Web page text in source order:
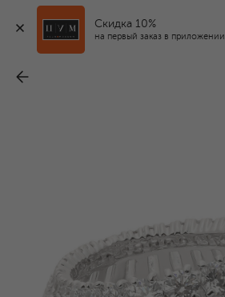
Скидка 10%
на первый заказ в приложении